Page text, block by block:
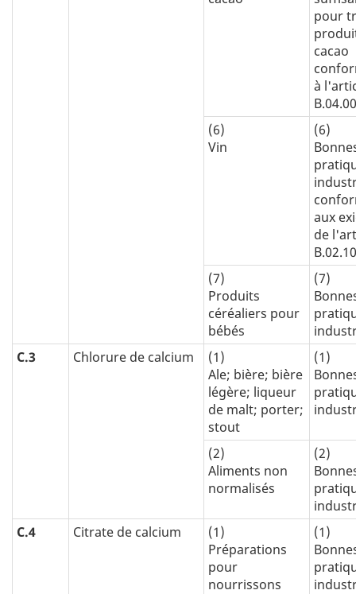
pour
cacao
à
(6)
Vin
(6)
aux
de
(7)
Produits
céréaliers pour
bébés
(7)
C.3
Chlorure de calcium
(1)
Ale; bière; bière
légère; liqueur
de malt; porter;
stout
(1)
(2)
Aliments non
normalisés
(2)
C.4
Citrate de calcium
(1)
Préparations
pour
nourrissons
(1)